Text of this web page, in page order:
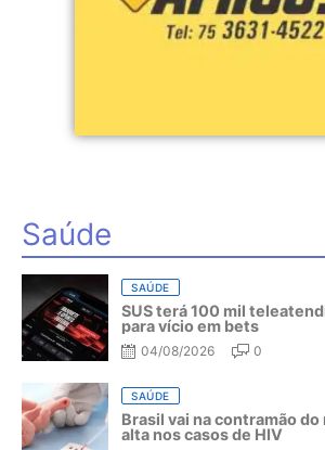
Saúde
SAÚDE
SUS terá 100 mil
para vício em bets
04/08/2026 0
SAÚDE
Brasil vai na contramão
alta nos casos de HIV